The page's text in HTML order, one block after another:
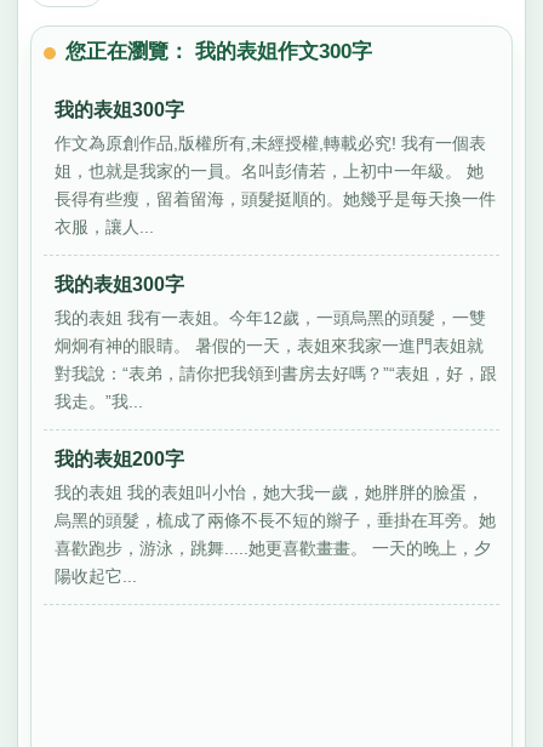
您正在瀏覽： 我的表姐作文300字
我的表姐300字
作文為原創作品,版權所有,未經授權,轉載必究! 我有一個表
姐，也就是我家的一員。名叫彭倩若，上初中一年級。 她
長得有些瘦，留着留海，頭髮挺順的。她幾乎是每天換一件
衣服，讓人...
我的表姐300字
我的表姐 我有一表姐。今年12歲，一頭烏黑的頭髮，一雙
炯炯有神的眼睛。 暑假的一天，表姐來我家一進門表姐就
對我說：“表弟，請你把我領到書房去好嗎？”“表姐，好，跟
我走。”我...
我的表姐200字
我的表姐 我的表姐叫小怡，她大我一歲，她胖胖的臉蛋，
烏黑的頭髮，梳成了兩條不長不短的辮子，垂掛在耳旁。她
喜歡跑步，游泳，跳舞.....她更喜歡畫畫。 一天的晚上，夕
陽收起它...